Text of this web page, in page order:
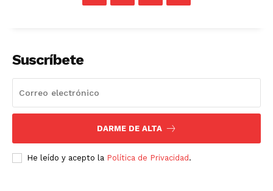
Empresa
Contacto
Política de privacidad
Suscríbete
DARME DE ALTA
He leído y acepto la Política de Privacidad .